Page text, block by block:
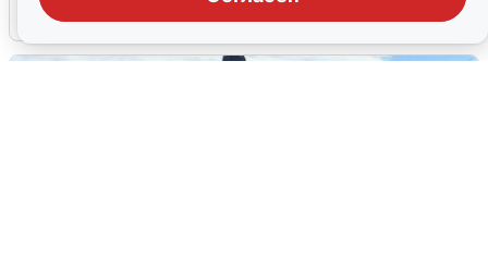
5 августа